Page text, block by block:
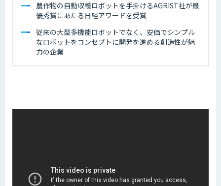
農作物の自動収穫ロボットを手掛けるAGRIST社が最
優秀賞にあたる日経アワードを受賞
従来の大型多機能ロボットでなく、安価でシンプル
なロボットをコンセプトに開発を進める創造性が魅
力の企業